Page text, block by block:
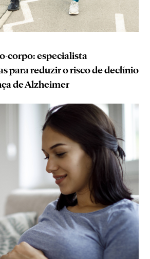
corpo: especialista
para reduzir o risco de declínio
de Alzheimer